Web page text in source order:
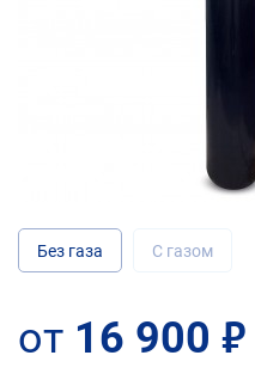
Без газа С газом
от 16 900 руб.